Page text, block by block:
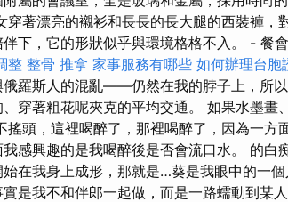
穿著漂亮的襯衫和長長的長大腿的西裝褲，
下，它的形狀似乎與環境格格不入。 - 餐
整 整骨 推拿 家事服務有哪些 如何辦理台胞
羅斯人的混亂——仍然在我的脖子上，所以
穿著粗花呢夾克的平均交通。 如果水墨畫
搖頭，這裡喝醉了，那裡喝醉了，因為一方
感興趣的是我喝醉後是否會流口水。 的白
在我身上成形，那就是…葵是我眼中的一
是我不和伴郎一起做，而是一路蠕動到某